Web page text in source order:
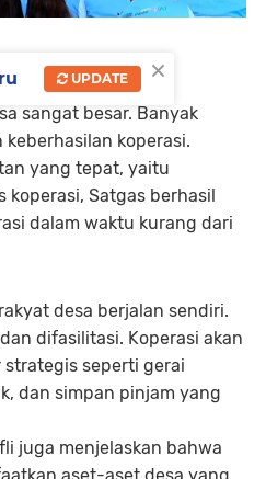
dalam
sangat besar. Banyak
koperasi.
yang tepat, yaitu
koperasi, Satgas berhasil
dalam waktu kurang dari
desa berjalan sendiri.
difasilitasi. Koperasi akan
strategis seperti gerai
dan simpan pinjam yang
juga menjelaskan bahwa
aset-aset desa yang
×
UPDATE